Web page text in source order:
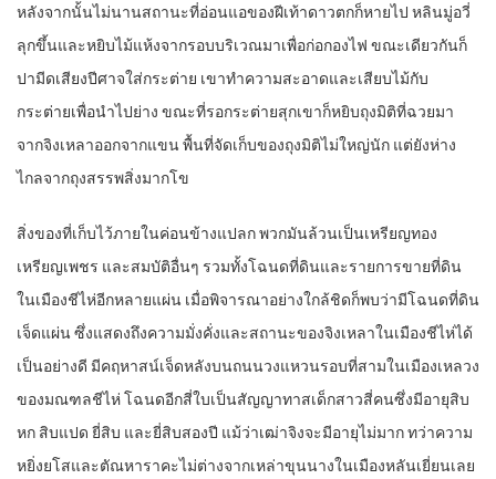
หลังจากนั้นไม่นานสถานะที่อ่อนแอของฝีเท้าดาวตกก็หายไป หลินมู่อวี่
ลุกขึ้นและหยิบไม้แห้งจากรอบบริเวณมาเพื่อก่อกองไฟ ขณะเดียวกันก็
ปามีดเสียงปีศาจใส่กระต่าย เขาทำความสะอาดและเสียบไม้กับ
กระต่ายเพื่อนำไปย่าง ขณะที่รอกระต่ายสุกเขาก็หยิบถุงมิติที่ฉวยมา
จากจิงเหลาออกจากแขน พื้นที่จัดเก็บของถุงมิติไม่ใหญ่นัก แต่ยังห่าง
ไกลจากถุงสรรพสิ่งมากโข
สิ่งของที่เก็บไว้ภายในค่อนข้างแปลก พวกมันล้วนเป็นเหรียญทอง
เหรียญเพชร และสมบัติอื่นๆ รวมทั้งโฉนดที่ดินและรายการขายที่ดิน
ในเมืองชีไห่อีกหลายแผ่น เมื่อพิจารณาอย่างใกล้ชิดก็พบว่ามีโฉนดที่ดิน
เจ็ดแผ่น ซึ่งแสดงถึงความมั่งคั่งและสถานะของจิงเหลาในเมืองชีไห่ได้
เป็นอย่างดี มีคฤหาสน์เจ็ดหลังบนถนนวงแหวนรอบที่สามในเมืองเหลวง
ของมณฑลชีไห่ โฉนดอีกสี่ใบเป็นสัญญาทาสเด็กสาวสี่คนซึ่งมีอายุสิบ
หก สิบแปด ยี่สิบ และยี่สิบสองปี แม้ว่าเฒ่าจิงจะมีอายุไม่มาก ทว่าความ
หยิ่งยโสและตัณหาราคะไม่ต่างจากเหล่าขุนนางในเมืองหลันเยี่ยนเลย